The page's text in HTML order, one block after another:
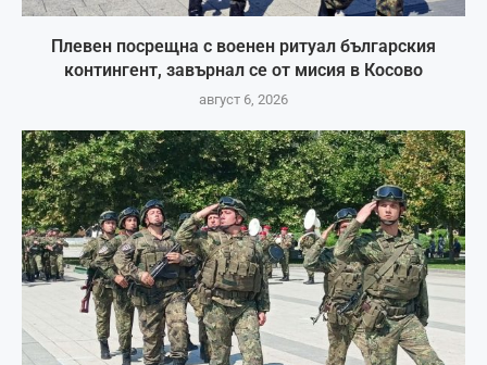
Плевен посрещна с военен ритуал българския
контингент, завърнал се от мисия в Косово
август 6, 2026